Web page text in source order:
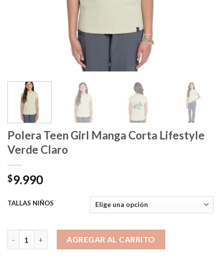
Polera Teen Girl Manga Corta Lifestyle
Verde Claro
$9.990
TALLAS NIÑOS
AGREGAR AL CARRITO